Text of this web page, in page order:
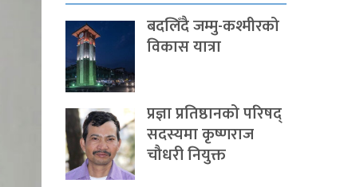
बदलिँदै जम्मु-कश्मीरको
विकास यात्रा
प्रज्ञा प्रतिष्ठानको परिषद्
सदस्यमा कृष्णराज
चौधरी नियुक्त